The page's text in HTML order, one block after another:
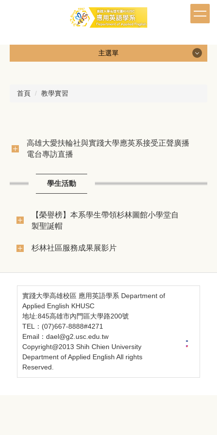
主選單
首頁 教學實習
高雄大愛扶輪社與實踐大學應英系接受正聲廣播
電台專訪直播
學生活動
【榮譽榜】本系學生帶領杉林圖館小學堂自
製聖誕帽
杉林社區服務成果展影片
實踐大學高雄校區 應用英語學系 Department of
Applied English KHUSC
地址:845高雄市內門區大學路200號
TEL：(07)667-8888#4271
Email：dael@g2.usc.edu.tw
Copyright@2013 Shih Chien University
Department of Applied English All rights
Reserved.